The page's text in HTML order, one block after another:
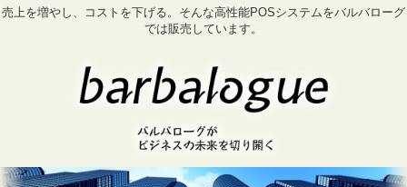
売上を増やし、コストを下げる。そんな高性能POSシステムをバルバローグ
では販売しています。